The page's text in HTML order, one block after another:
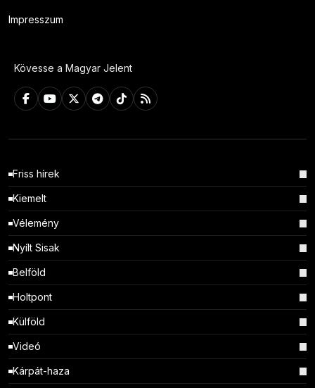
Impresszum
Kövesse a Magyar Jelent
Friss hírek
Kiemelt
Vélemény
Nyílt Sisak
Belföld
Holtpont
Külföld
Videó
Kárpát-haza